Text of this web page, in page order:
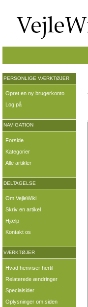
PERSONLIGE VÆRKTØJER
Opret en ny brugerkonto
Log på
NAVIGATION
Forside
Kategorier
Alle artikler
DELTAGELSE
Om VejleWiki
Skriv en artikel
Hjælp
Kontakt os
VÆRKTØJER
Hvad henviser hertil
Relaterede ændringer
Specialsider
Oplysninger om siden